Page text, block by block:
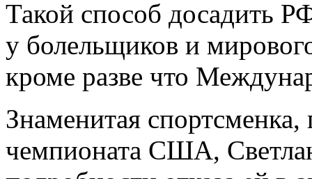
Такой способ досадить
у болельщиков и
кроме разве что
Знаменитая
чемпионата США,